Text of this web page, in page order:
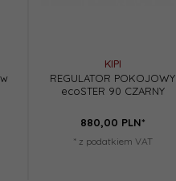
KIPI
REGULATOR POKOJOWY
ecoSTER 90 CZARNY
880,00 PLN*
* z podatkiem VAT